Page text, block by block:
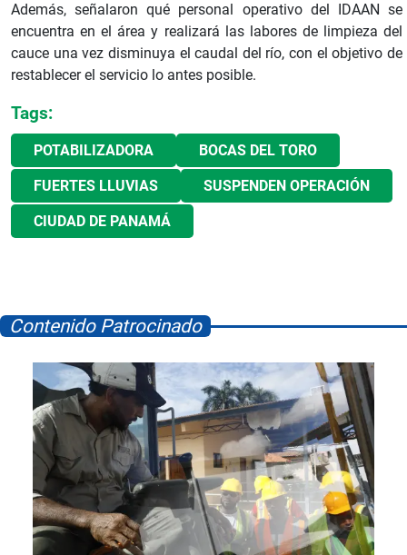
Además, señalaron qué personal operativo del IDAAN se
encuentra en el área y realizará las labores de limpieza del
cauce una vez disminuya el caudal del río, con el objetivo de
restablecer el servicio lo antes posible.
Tags:
POTABILIZADORA BOCAS DEL TORO
FUERTES LLUVIAS SUSPENDEN OPERACIÓN
CIUDAD DE PANAMÁ
Contenido Patrocinado